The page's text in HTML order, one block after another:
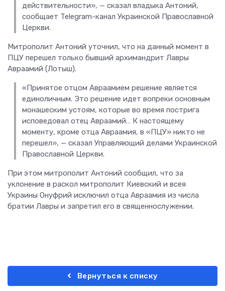
действительности», — сказал владыка Антоний,
сообщает Telegram-канал Украинской Православной
Церкви.
Митрополит Антоний уточнил, что на данный момент в
ПЦУ перешел только бывший архимандрит Лавры
Авраамий (Лотыш).
«Принятое отцом Авраамием решение является
единоличным. Это решение идет вопреки основным
монашеским устоям, которые во время пострига
исповедовал отец Авраамий… К настоящему
моменту, кроме отца Авраамия, в «ПЦУ» никто не
перешел», — сказал Управляющий делами Украинской
Православной Церкви.
При этом митрополит Антоний сообщил, что за
уклонение в раскол митрополит Киевский и всея
Украины Онуфрий исключил отца Авраамия из числа
братии Лавры и запретил его в священнослужении.
Вернуться к списку